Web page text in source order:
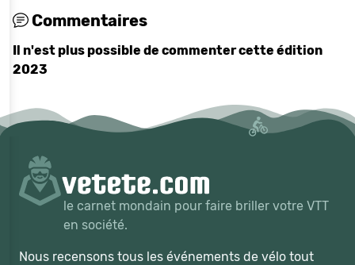
Commentaires
Il n'est plus possible de commenter cette édition
2023
le carnet mondain pour faire briller votre VTT
en société.
Nous recensons tous les événements de vélo tout